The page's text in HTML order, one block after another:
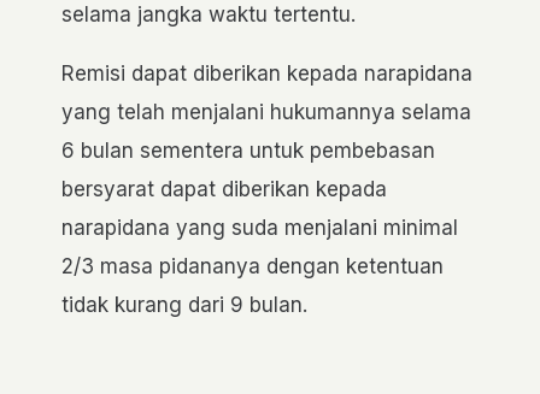
selama jangka waktu tertentu.
Remisi dapat diberikan kepada narapidana
yang telah menjalani hukumannya selama
6 bulan sementera untuk pembebasan
bersyarat dapat diberikan kepada
narapidana yang suda menjalani minimal
2/3 masa pidananya dengan ketentuan
tidak kurang dari 9 bulan.